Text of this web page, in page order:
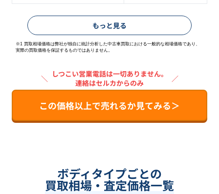
もっと見る
※1 買取相場価格は弊社が独自に統計分析した中古車買取における一般的な相場価格であり、
実際の買取価格を保証するものではありません。
＼ しつこい営業電話は一切ありません。
連絡はセルカからのみ
／
この価格以上で売れるか見てみる＞
ボディタイプごとの
買取相場・査定価格一覧